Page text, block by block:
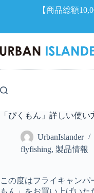
【商品総額
ン
ン
へ
キ「ぴくもん」詳しい使い
UrbanIslander
flyfishing, 製品情報
この度はフライキャンパ
もん」をお買い上げい